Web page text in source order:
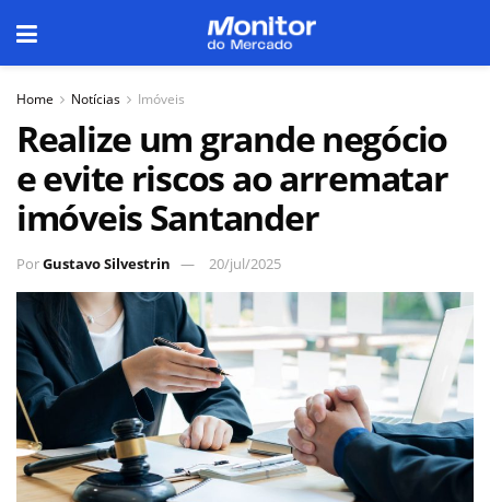
Home Notícias Imóveis
Realize um grande negócio
e evite riscos ao arrematar
imóveis Santander
PorGustavo Silvestrin 20/jul/2025